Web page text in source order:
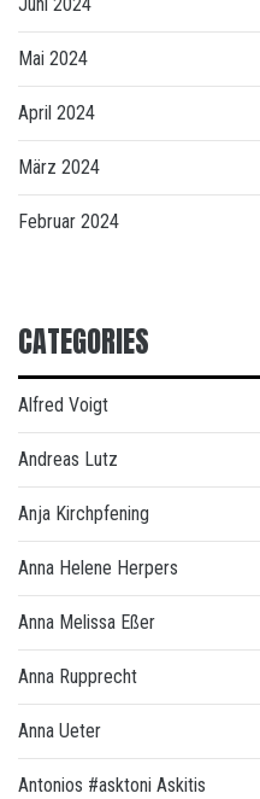
Mai 2024
April 2024
März 2024
Februar 2024
CATEGORIES
Alfred Voigt
Andreas Lutz
Anja Kirchpfening
Anna Helene Herpers
Anna Melissa Eßer
Anna Rupprecht
Anna Ueter
Antonios #asktoni Askitis